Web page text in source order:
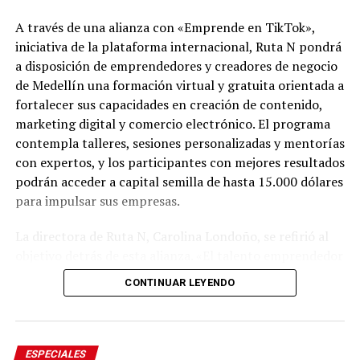
Del 6 al 17 de agosto, Plaza Cines, el pasillo Norte y
encuentro que reunirá el patrimonio cultural de ambos
territorios y la presencia de artesanos de diferentes
Por su parte, Plaza Palmas albergará hasta el 17 de
A través de una alianza con «Emprende en TikTok»,
iniciativa de la plataforma internacional, Ruta N pondrá
a disposición de emprendedores y creadores de negocio
de Medellín una formación virtual y gratuita orientada a
fortalecer sus capacidades en creación de contenido,
marketing digital y comercio electrónico. El programa
contempla talleres, sesiones personalizadas y mentorías
con expertos, y los participantes con mejores resultados
podrán acceder a capital semilla de hasta 15.000 dólares
para impulsar sus empresas.
necesita herramientas, conocimiento y conexiones que
le permitan convertir las ideas en negocios con
a oportunidades. Desde Ruta N seguimos conectando
CONTINUAR LEYENDO
ESPECIALES